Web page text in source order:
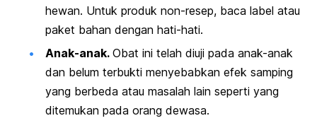
hewan. Untuk produk non-resep, baca label atau
paket bahan dengan hati-hati.
Anak-anak. Obat ini telah diuji pada anak-anak
dan belum terbukti menyebabkan efek samping
yang berbeda atau masalah lain seperti yang
ditemukan pada orang dewasa.